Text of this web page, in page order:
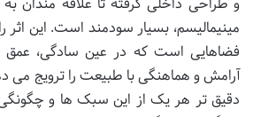
مینیمالیسم، بسیار سودمند است. این اثر
فضاهایی است که در عین سادگی،
آرامش و هماهنگی با طبیعت را ترویج می
دقیق تر هر یک از این سبک ها و چگونگی